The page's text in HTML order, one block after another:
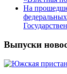
На
Выпуски